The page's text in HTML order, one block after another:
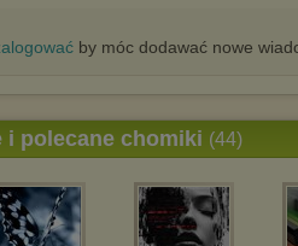
by móc dodawać nowe
i polecane chomiki (44)